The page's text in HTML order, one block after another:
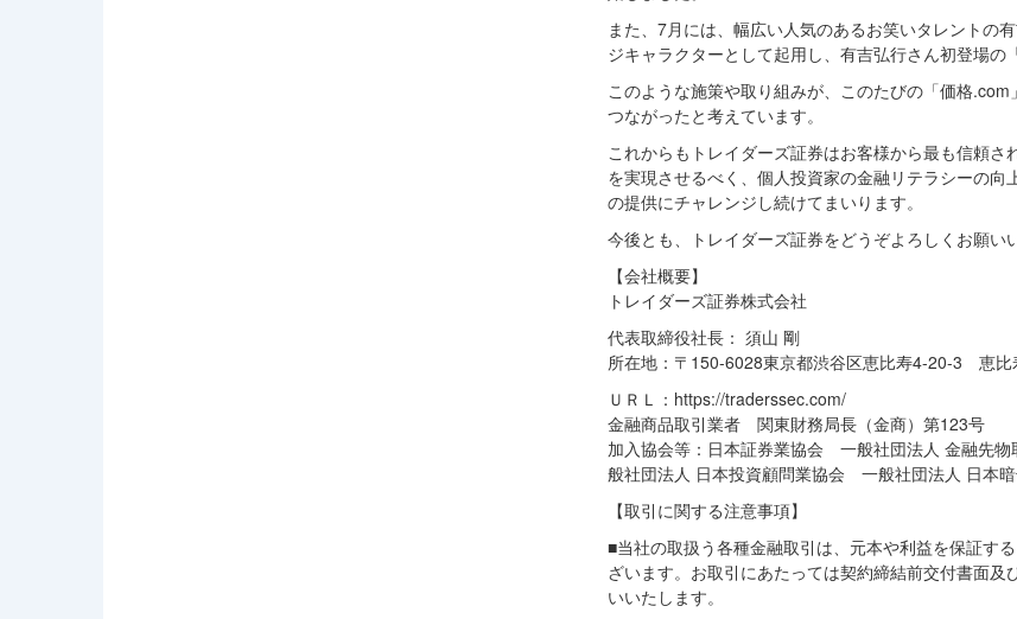
また、7月には、幅広い人気のあるお笑いタレントの
ジキャラクターとして起用し、有吉弘行さん初登場の
このような施策や取り組みが、このたびの「価格
つながったと考えています。
これからもトレイダーズ証券はお客様から最も信頼さ
を実現させるべく、個人投資家の金融リテラシーの
の提供にチャレンジし続けてまいります。
今後とも、トレイダーズ証券をどうぞよろしくお願い
【会社概要】
トレイダーズ証券株式会社
代表取締役社長： 須山 剛
所在地：〒150-6028東京都渋谷区恵比寿4-20-3 恵比
ＵＲＬ：https://traderssec.com/
金融商品取引業者 関東財務局長（金商）第123号
加入協会等：日本証券業協会 一般社団法人 金融先
般社団法人 日本投資顧問業協会 一般社団法人 日本
【取引に関する注意事項】
■当社の取扱う各種金融取引は、元本や利益を保証す
ざいます。お取引にあたっては契約締結前交付書面
いいたします。